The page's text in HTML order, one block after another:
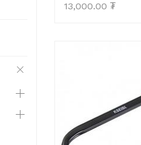
13,000.00 ₮